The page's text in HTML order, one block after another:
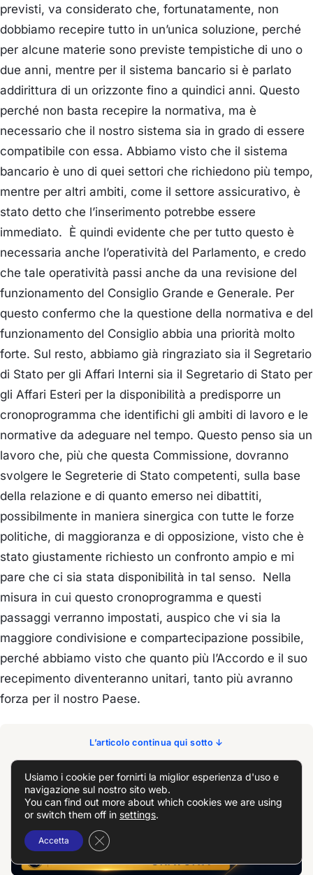
previsti, va considerato che, fortunatamente, non
dobbiamo recepire tutto in un’unica soluzione, perché
per alcune materie sono previste tempistiche di uno o
due anni, mentre per il sistema bancario si è parlato
addirittura di un orizzonte fino a quindici anni. Questo
perché non basta recepire la normativa, ma è
necessario che il nostro sistema sia in grado di essere
compatibile con essa. Abbiamo visto che il sistema
bancario è uno di quei settori che richiedono più tempo,
mentre per altri ambiti, come il settore assicurativo, è
stato detto che l’inserimento potrebbe essere
immediato. È quindi evidente che per tutto questo è
necessaria anche l’operatività del Parlamento, e credo
che tale operatività passi anche da una revisione del
funzionamento del Consiglio Grande e Generale. Per
questo confermo che la questione della normativa e del
funzionamento del Consiglio abbia una priorità molto
forte. Sul resto, abbiamo già ringraziato sia il Segretario
di Stato per gli Affari Interni sia il Segretario di Stato per
gli Affari Esteri per la disponibilità a predisporre un
cronoprogramma che identifichi gli ambiti di lavoro e le
normative da adeguare nel tempo. Questo penso sia un
lavoro che, più che questa Commissione, dovranno
svolgere le Segreterie di Stato competenti, sulla base
della relazione e di quanto emerso nei dibattiti,
possibilmente in maniera sinergica con tutte le forze
politiche, di maggioranza e di opposizione, visto che è
stato giustamente richiesto un confronto ampio e mi
pare che ci sia stata disponibilità in tal senso. Nella
misura in cui questo cronoprogramma e questi
passaggi verranno impostati, auspico che vi sia la
maggiore condivisione e compartecipazione possibile,
perché abbiamo visto che quanto più l’Accordo e il suo
recepimento diventeranno unitari, tanto più avranno
forza per il nostro Paese.
L’articolo continua qui sotto ↓
Usiamo i cookie per fornirti la miglior esperienza d'uso e
navigazione sul nostro sito web.
You can find out more about which cookies we are using
or switch them off in settings.
Accetta Close GDPR Cookie Banner